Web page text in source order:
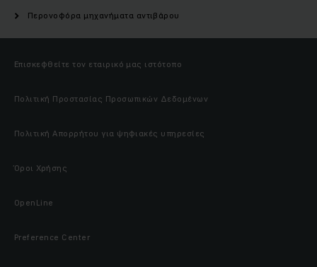
Περονοφόρα μηχανήματα αντιβάρου
Επισκεφθείτε τον εταιρικό μας ιστότοπο
Πολιτική Προστασίας Προσωπικών Δεδομένων
Πολιτική Απορρήτου για ψηφιακές υπηρεσίες
Όροι Χρήσης
OpenLine
Preference Center